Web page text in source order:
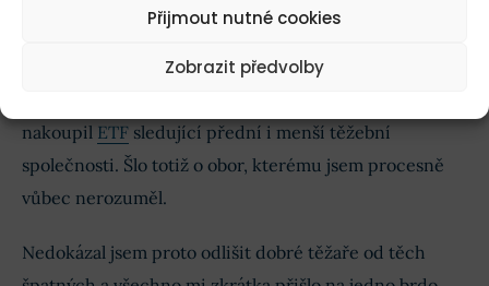
Přijmout nutné cookies
Zobrazit předvolby
však nestačí k posouzení, zda je konkrétní akcie levná,
nakoupil ETF sledující přední i menší těžební
společnosti. Šlo totiž o obor, kterému jsem procesně
vůbec nerozuměl.
Nedokázal jsem proto odlišit dobré těžaře od těch